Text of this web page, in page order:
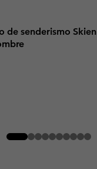
de senderismo Skien